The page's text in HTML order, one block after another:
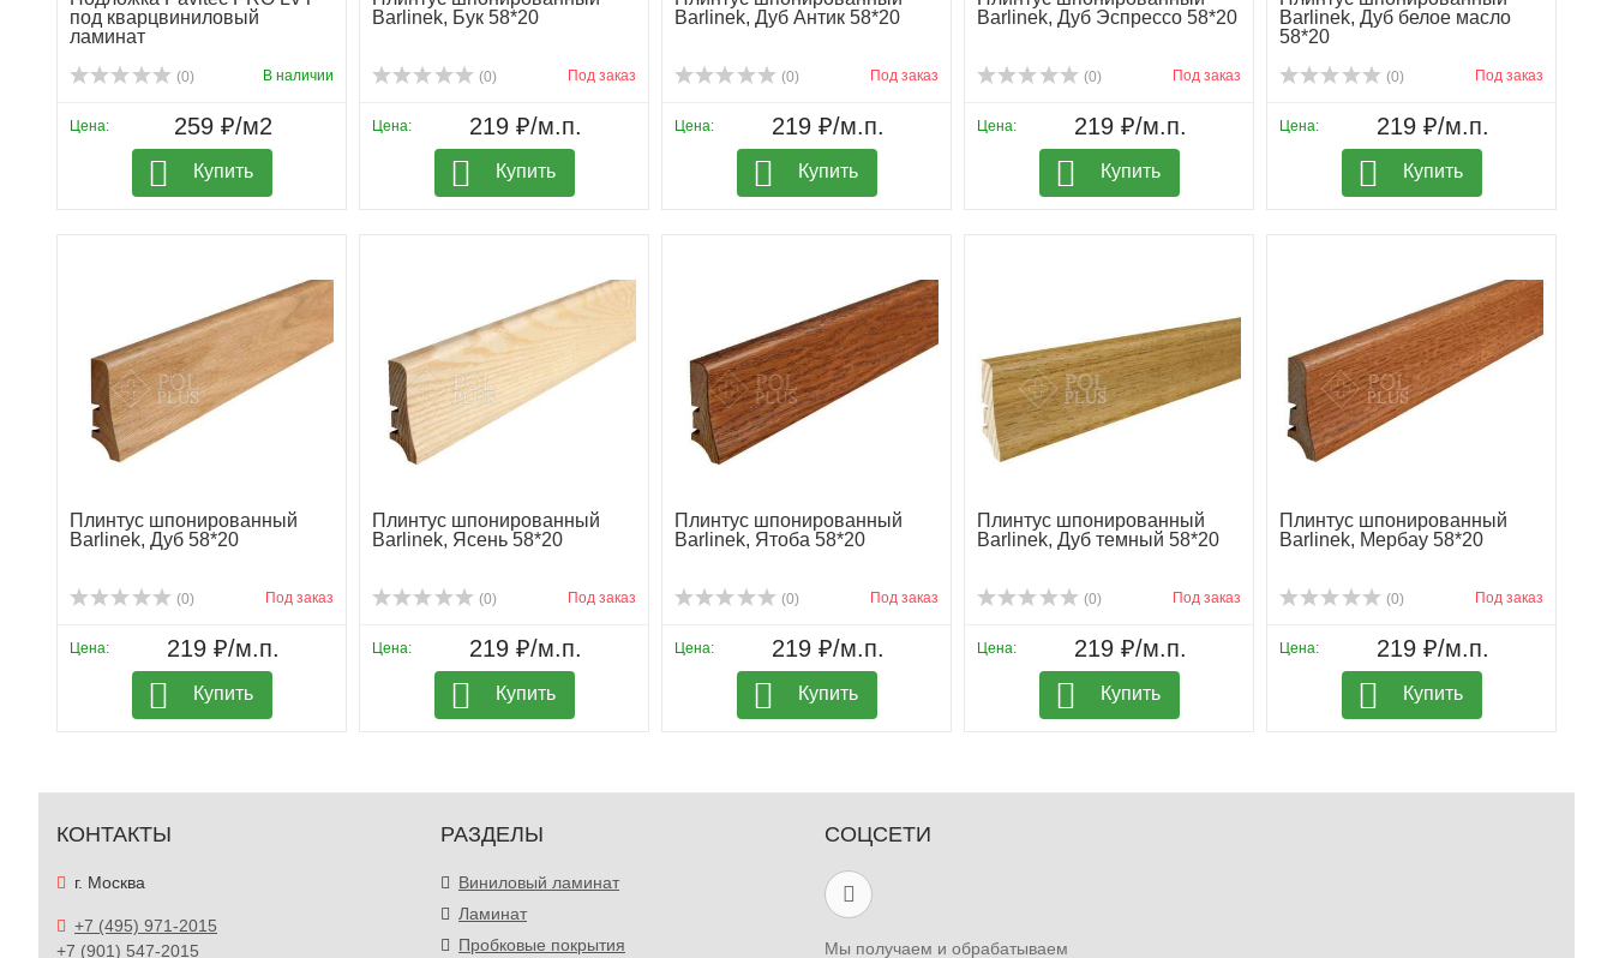
под кварцвиниловый
ламинат
(0) В наличии
Цена: 259 ₽/м2
Купить
Barlinek, Бук 58*20
(0) Под заказ
Цена: 219 ₽/м.п.
Купить
Barlinek, Дуб Антик 58*20
(0) Под заказ
Цена: 219 ₽/м.п.
Купить
Barlinek, Дуб Эспрессо 58*20
(0) Под заказ
Цена: 219 ₽/м.п.
Купить
Barlinek, Дуб белое масло
58*20
(0) Под заказ
Цена: 219 ₽/м.п.
Купить
Плинтус шпонированный
Barlinek, Дуб 58*20
(0) Под заказ
Цена: 219 ₽/м.п.
Купить
Плинтус шпонированный
Barlinek, Ясень 58*20
(0) Под заказ
Цена: 219 ₽/м.п.
Купить
Плинтус шпонированный
Barlinek, Ятоба 58*20
(0) Под заказ
Цена: 219 ₽/м.п.
Купить
Плинтус шпонированный
Barlinek, Дуб темный 58*20
(0) Под заказ
Цена: 219 ₽/м.п.
Купить
Плинтус шпонированный
Barlinek, Мербау 58*20
(0) Под заказ
Цена: 219 ₽/м.п.
Купить
КОНТАКТЫ
г. Москва
+7 (495) 971-2015
+7 (901) 547-2015
РАЗДЕЛЫ
Виниловый ламинат
Ламинат
Пробковые покрытия
СОЦСЕТИ
Мы получаем и обрабатываем